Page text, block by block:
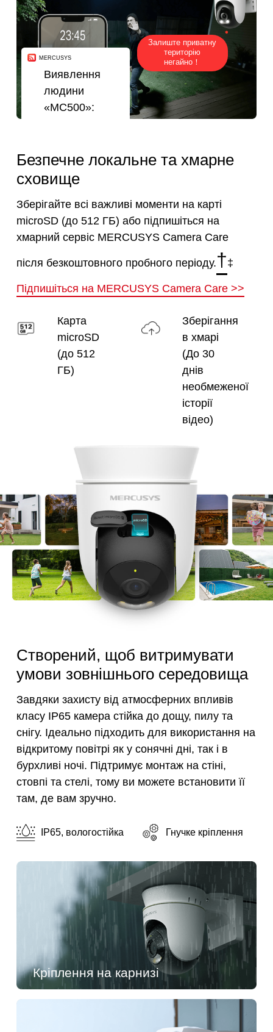
Залиште приватну
територію
негайно！
MERCUSYS
Виявлення
людини
«MC500»:
12.06.2025
о 23:45.
Безпечне локальне та хмарне
сховище
Зберігайте всі важливі моменти на карті
microSD (до 512 ГБ) або підпишіться на
хмарний сервіс MERCUSYS Camera Care
після безкоштовного пробного періоду.†‡
Підпишіться на MERCUSYS Camera Care >>
Карта
microSD
(до 512
ГБ)
Зберігання
в хмарі
(До 30
днів
необмеженої
історії
відео)
Створений, щоб витримувати
умови зовнішнього середовища
Завдяки захисту від атмосферних впливів
класу IP65 камера стійка до дощу, пилу та
снігу. Ідеально підходить для використання на
відкритому повітрі як у сонячні дні, так і в
бурхливі ночі. Підтримує монтаж на стіні,
стовпі та стелі, тому ви можете встановити її
там, де вам зручно.
IP65, вологостійка Гнучке кріплення
Кріплення на карнизі